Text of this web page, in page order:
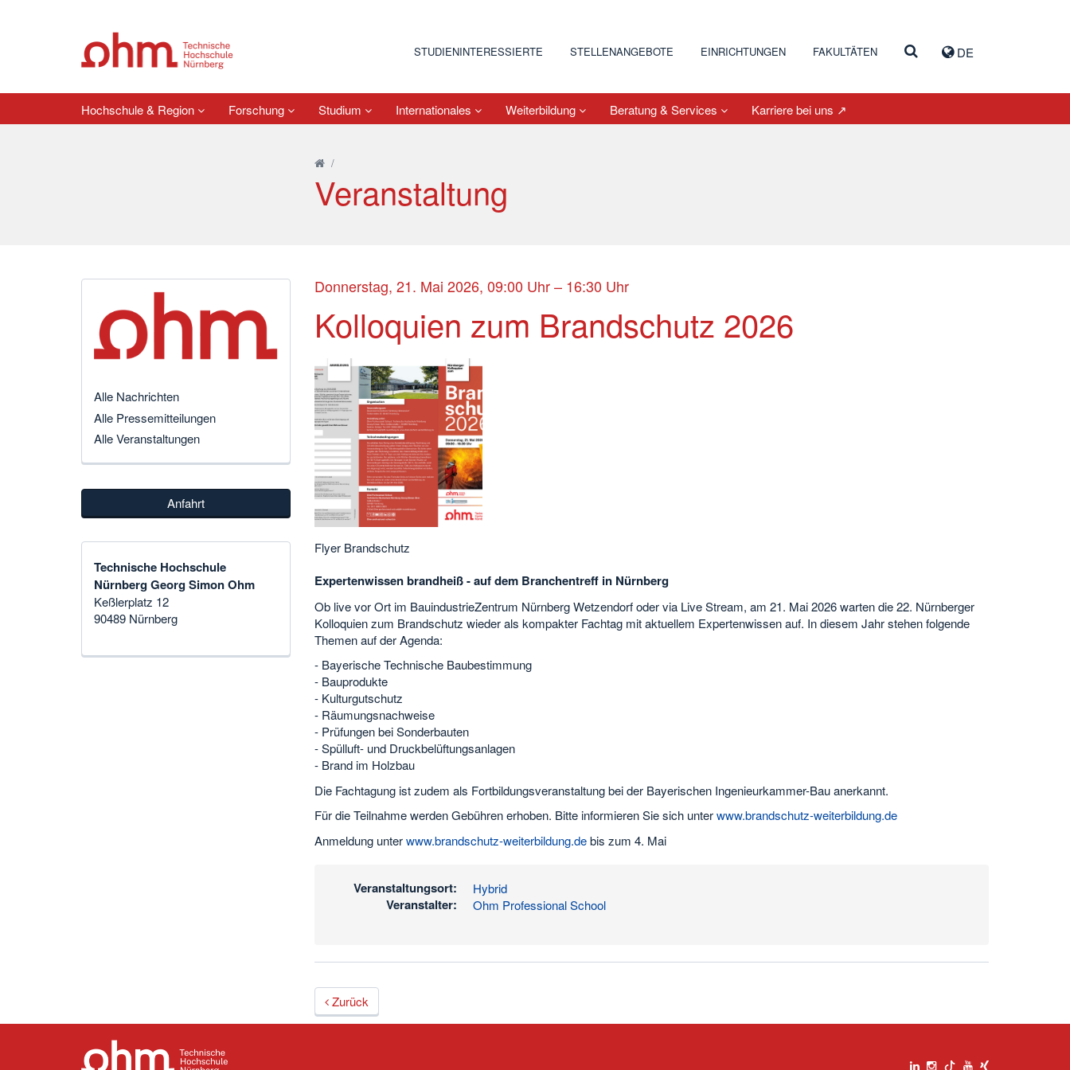
DE
STUDIENINTERESSIERTE STELLENANGEBOTE EINRICHTUNGEN FAKULTÄTEN
Hochschule & Region Forschung Studium Internationales Weiterbildung Beratung & Services Karriere bei uns ↗
/
Veranstaltung
Donnerstag, 21. Mai 2026, 09:00 Uhr – 16:30 Uhr
Kolloquien zum Brandschutz 2026
Flyer Brandschutz
Expertenwissen brandheiß - auf dem Branchentreff in Nürnberg
Ob live vor Ort im BauindustrieZentrum Nürnberg Wetzendorf oder via Live Stream, am 21. Mai 2026 warten die 22. Nürnberger
Kolloquien zum Brandschutz wieder als kompakter Fachtag mit aktuellem Expertenwissen auf. In diesem Jahr stehen folgende
Themen auf der Agenda:
- Bayerische Technische Baubestimmung
- Bauprodukte
- Kulturgutschutz
- Räumungsnachweise
- Prüfungen bei Sonderbauten
- Spülluft- und Druckbelüftungsanlagen
- Brand im Holzbau
Die Fachtagung ist zudem als Fortbildungsveranstaltung bei der Bayerischen Ingenieurkammer-Bau anerkannt.
Für die Teilnahme werden Gebühren erhoben. Bitte informieren Sie sich unterwww.brandschutz-weiterbildung.de
Anmeldung unterwww.brandschutz-weiterbildung.debis zum 4. Mai
Veranstaltungsort: Hybrid
Veranstalter: Ohm Professional School
Zurück
Alle Nachrichten
Alle Pressemitteilungen
Alle Veranstaltungen
Anfahrt
Technische Hochschule
Nürnberg Georg Simon Ohm
Keßlerplatz 12
90489 Nürnberg